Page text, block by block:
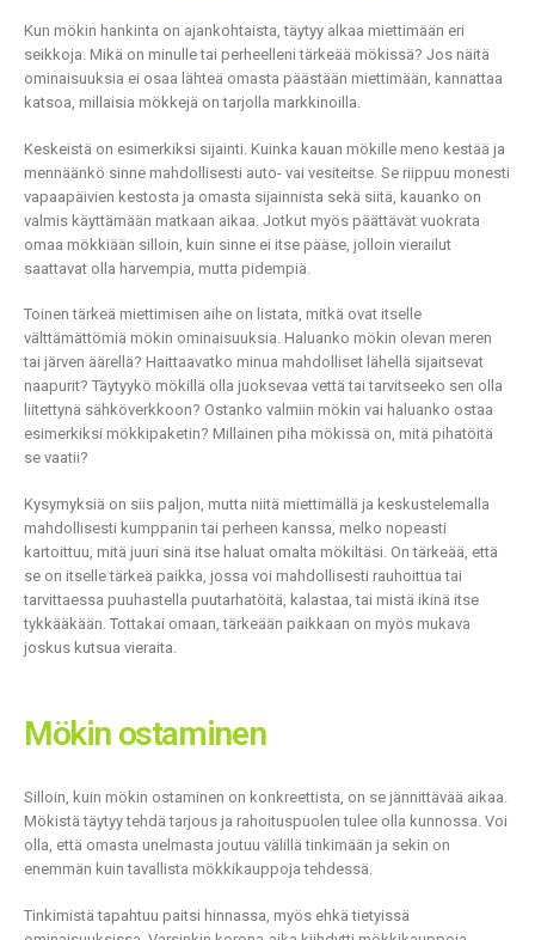
Kun mökin hankinta on ajankohtaista, täytyy alkaa miettimään eri
seikkoja. Mikä on minulle tai perheelleni tärkeää mökissä? Jos näitä
ominaisuuksia ei osaa lähteä omasta päästään miettimään, kannattaa
katsoa, millaisia mökkejä on tarjolla markkinoilla.
Keskeistä on esimerkiksi sijainti. Kuinka kauan mökille meno kestää ja
mennäänkö sinne mahdollisesti auto- vai vesiteitse. Se riippuu monesti
vapaapäivien kestosta ja omasta sijainnista sekä siitä, kauanko on
valmis käyttämään matkaan aikaa. Jotkut myös päättävät vuokrata
omaa mökkiään silloin, kuin sinne ei itse pääse, jolloin vierailut
saattavat olla harvempia, mutta pidempiä.
Toinen tärkeä miettimisen aihe on listata, mitkä ovat itselle
välttämättömiä mökin ominaisuuksia. Haluanko mökin olevan meren
tai järven äärellä? Haittaavatko minua mahdolliset lähellä sijaitsevat
naapurit? Täytyykö mökillä olla juoksevaa vettä tai tarvitseeko sen olla
liitettynä sähköverkkoon? Ostanko valmiin mökin vai haluanko ostaa
esimerkiksi mökkipaketin? Millainen piha mökissä on, mitä pihatöitä
se vaatii?
Kysymyksiä on siis paljon, mutta niitä miettimällä ja keskustelemalla
mahdollisesti kumppanin tai perheen kanssa, melko nopeasti
kartoittuu, mitä juuri sinä itse haluat omalta mökiltäsi. On tärkeää, että
se on itselle tärkeä paikka, jossa voi mahdollisesti rauhoittua tai
tarvittaessa puuhastella puutarhatöitä, kalastaa, tai mistä ikinä itse
tykkääkään. Tottakai omaan, tärkeään paikkaan on myös mukava
joskus kutsua vieraita.
Mökin ostaminen
Silloin, kuin mökin ostaminen on konkreettista, on se jännittävää aikaa.
Mökistä täytyy tehdä tarjous ja rahoituspuolen tulee olla kunnossa. Voi
olla, että omasta unelmasta joutuu välillä tinkimään ja sekin on
enemmän kuin tavallista mökkikauppoja tehdessä.
Tinkimistä tapahtuu paitsi hinnassa, myös ehkä tietyissä